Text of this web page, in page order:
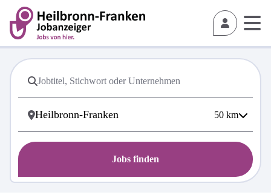
50 km
Jobs finden